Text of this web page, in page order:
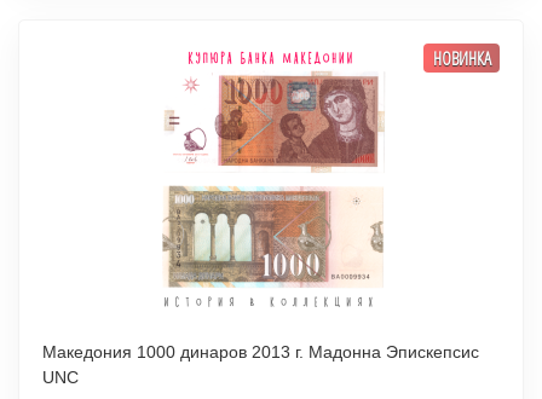
НОВИНКА
Македония 1000 динаров 2013 г. Мадонна Эпискепсис
UNC